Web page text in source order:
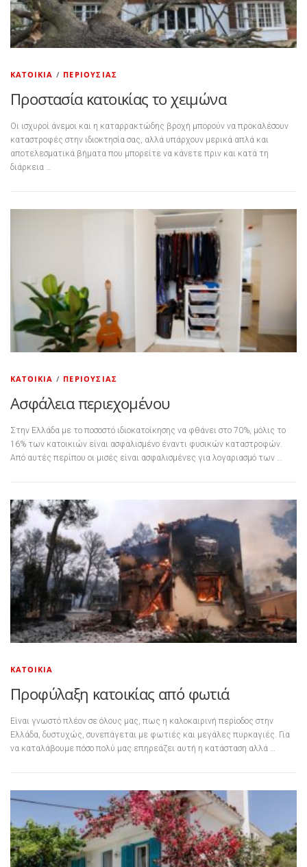
ΚΑΤΟΙΚΊΑ / ΠΕΡΙΟΥΣΊΑΣ
Προστασία κατοικίας το χειμώνα
Οι ισχυροί άνεμοι και η καταρρακτώδης βροχή μπορούν να προκαλέσουν
καταστροφές στην ιδιοκτησία σας, αλλά υπάρχουν μερικά απλά και
αποτελεσματικά βήματα που μπορείτε να κάνετε πριν και κατά τη
διάρκεια …
ΚΑΤΟΙΚΊΑ / ΠΕΡΙΟΥΣΊΑΣ
Ασφάλεια περιεχομένου
Στην Ελλάδα με το ποσοστό ιδιοκατοίκησης να φθάνει στο 70%, μόλις το
16% των κατοικιών είναι ασφαλισμένο έναντι φυσικών καταστροφών.
Από αυτές περίπου οι μισές είναι ασφαλισμένες για λογαριασμό των …
ΚΑΤΟΙΚΊΑ
Προφύλαξη κατοικίας από φωτιά
Είναι γνωστό πλέον σε όλους μας, πως η καλοκαιρινή περίοδος στην
Ελλάδα, δυστυχώς, συνεπάγεται με φωτιές και μεγάλες πυρκαγιές. Για
να καταλάβουμε πόσο πολύ μας επηρεάζει αυτή η κατάσταση αλλά …